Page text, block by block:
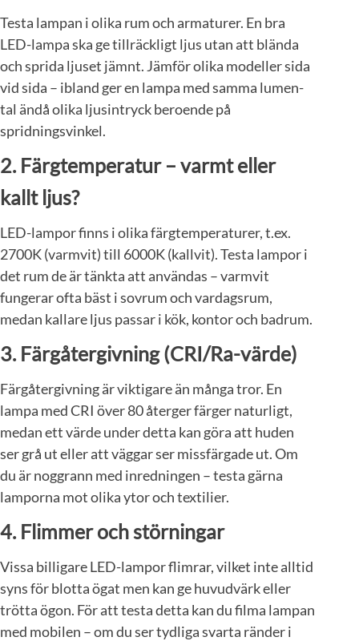
Testa lampan i olika rum och armaturer. En bra
LED-lampa ska ge tillräckligt ljus utan att blända
och sprida ljuset jämnt. Jämför olika modeller sida
vid sida – ibland ger en lampa med samma lumen-
tal ändå olika ljusintryck beroende på
spridningsvinkel.
2. Färgtemperatur – varmt eller
kallt ljus?
LED-lampor finns i olika färgtemperaturer, t.ex.
2700K (varmvit) till 6000K (kallvit). Testa lampor i
det rum de är tänkta att användas – varmvit
fungerar ofta bäst i sovrum och vardagsrum,
medan kallare ljus passar i kök, kontor och badrum.
3. Färgåtergivning (CRI/Ra-värde)
Färgåtergivning är viktigare än många tror. En
lampa med CRI över 80 återger färger naturligt,
medan ett värde under detta kan göra att huden
ser grå ut eller att väggar ser missfärgade ut. Om
du är noggrann med inredningen – testa gärna
lamporna mot olika ytor och textilier.
4. Flimmer och störningar
Vissa billigare LED-lampor flimrar, vilket inte alltid
syns för blotta ögat men kan ge huvudvärk eller
trötta ögon. För att testa detta kan du filma lampan
med mobilen – om du ser tydliga svarta ränder i